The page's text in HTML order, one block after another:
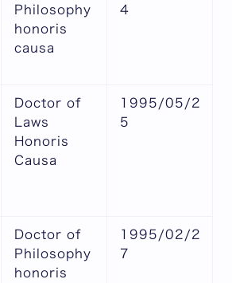
Philosophy
honoris
causa
4
Doctor of
Laws
Honoris
Causa
1995/05/2
5
Doctor of
Philosophy
honoris
1995/02/2
7